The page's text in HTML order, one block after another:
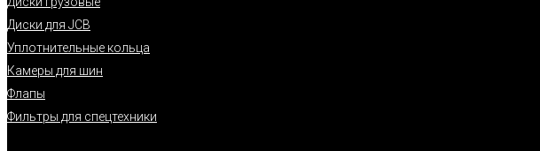
Диски для JCB
Уплотнительные кольца
Камеры для шин
Флапы
Фильтры для спецтехники